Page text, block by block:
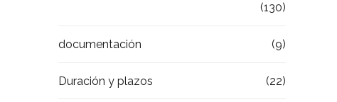
(130)
documentación (9)
Duración y plazos (22)